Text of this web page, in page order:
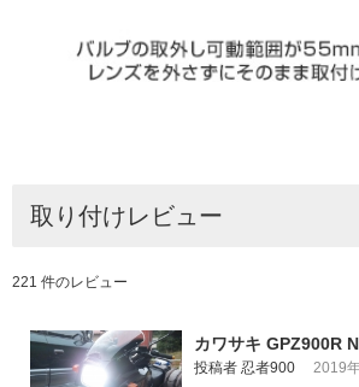
取り付けレビュー
221 件のレビュー
カワサキ GPZ900R
投稿者 忍者900 2019